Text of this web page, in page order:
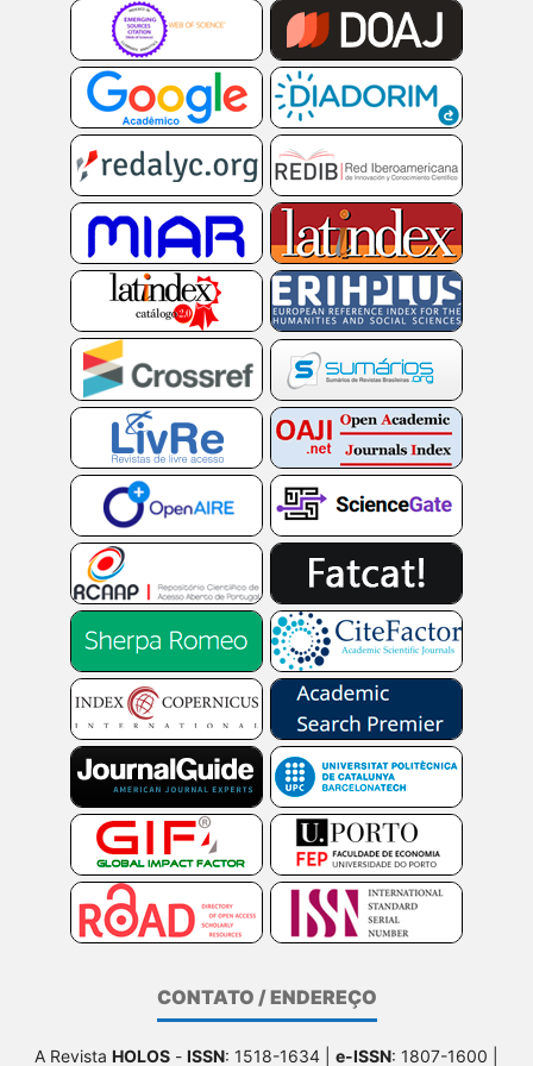
CONTATO / ENDEREÇO
A Revista HOLOS - ISSN: 1518-1634 | e-ISSN: 1807-1600 |